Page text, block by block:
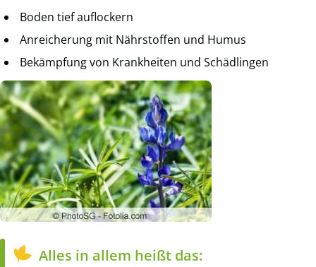
Boden tief auflockern
Anreicherung mit Nährstoffen und Humus
Bekämpfung von Krankheiten und Schädlingen
Alles in allem heißt das: